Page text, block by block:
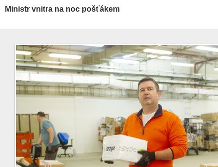
Ministr vnitra na noc pošťákem